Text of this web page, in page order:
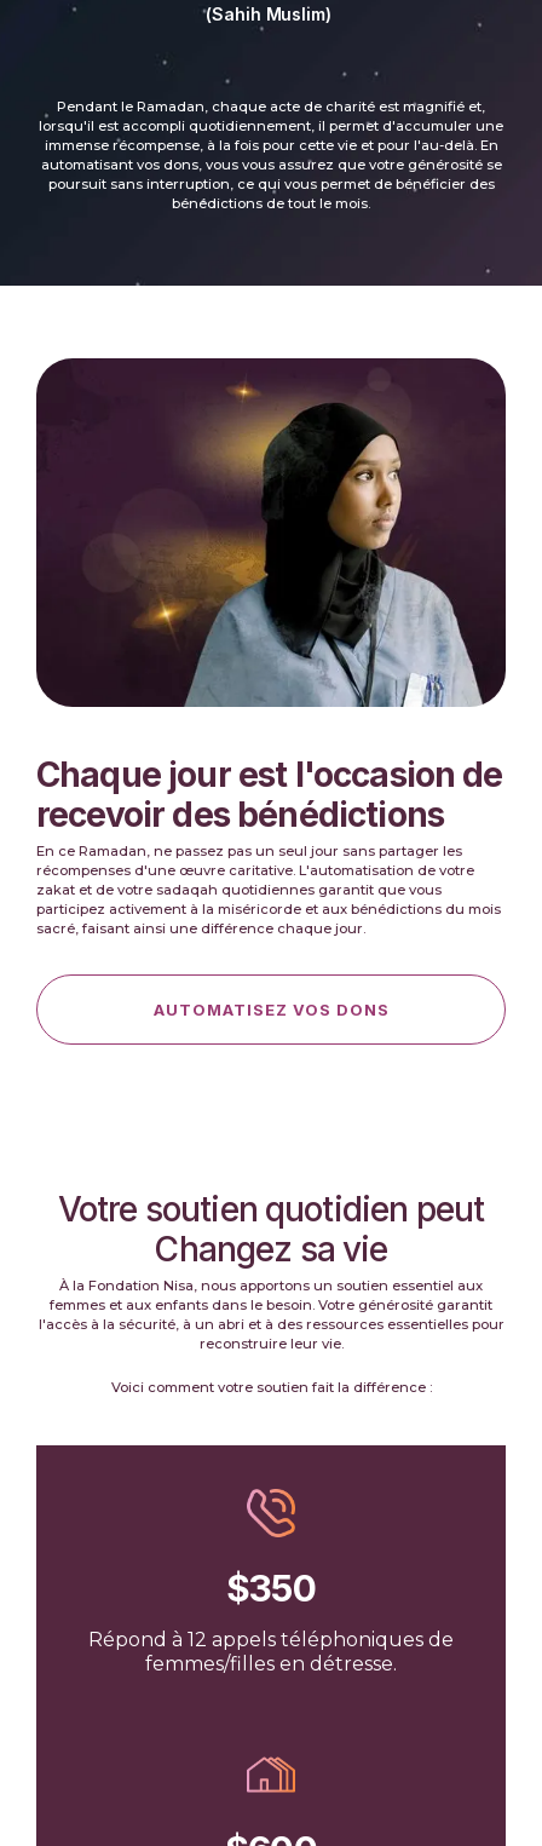
(Sahih Muslim)
Pendant le Ramadan, chaque acte de charité est magnifié et,
lorsqu'il est accompli quotidiennement, il permet d'accumuler une
immense récompense, à la fois pour cette vie et pour l'au-delà. En
automatisant vos dons, vous vous assurez que votre générosité se
poursuit sans interruption, ce qui vous permet de bénéficier des
bénédictions de tout le mois.
Chaque jour est l'occasion de
recevoir des bénédictions
En ce Ramadan, ne passez pas un seul jour sans partager les
récompenses d'une œuvre caritative. L'automatisation de votre
zakat et de votre sadaqah quotidiennes garantit que vous
participez activement à la miséricorde et aux bénédictions du mois
sacré, faisant ainsi une différence chaque jour.
AUTOMATISEZ VOS DONS
Votre soutien quotidien peut
Changez sa vie
À la Fondation Nisa, nous apportons un soutien essentiel aux
femmes et aux enfants dans le besoin. Votre générosité garantit
l'accès à la sécurité, à un abri et à des ressources essentielles pour
reconstruire leur vie.
Voici comment votre soutien fait la différence :
$350
Répond à 12 appels téléphoniques de
femmes/filles en détresse.